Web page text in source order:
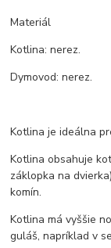
Materiál
Kotlina: nerez.
Dymovod: nerez.
Kotlina je ideálna
Kotlina obsahuje
záklopka na
komín.
Kotlina má vyššie
guláš, napríklad v